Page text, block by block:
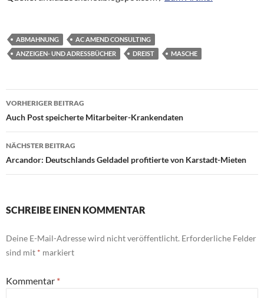
ABMAHNUNG
AC AMEND CONSULTING
ANZEIGEN- UND ADRESSBÜCHER
DREIST MASCHE
Beitragsnavigation
VORHERIGER BEITRAG
Auch Post speicherte Mitarbeiter-Krankendaten
NÄCHSTER BEITRAG
Arcandor: Deutschlands Geldadel profitierte von Karstadt-Mieten
SCHREIBE EINEN KOMMENTAR
Deine E-Mail-Adresse wird nicht veröffentlicht. Erforderliche Felder
sind mit * markiert
Kommentar *